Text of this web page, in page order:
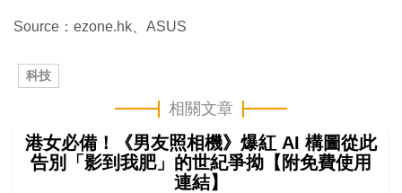
Source：ezone.hk、ASUS
科技
相關文章
港女必備！《男友照相機》爆紅 AI 構圖從此
告別「影到我肥」的世紀爭拗【附免費使用
連結】